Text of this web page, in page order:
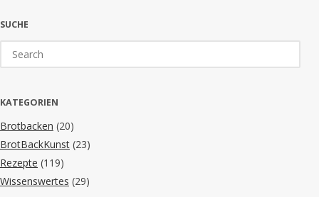
SUCHE
for:
KATEGORIEN
Brotbacken (20)
BrotBackKunst (23)
Rezepte (119)
Wissenswertes (29)